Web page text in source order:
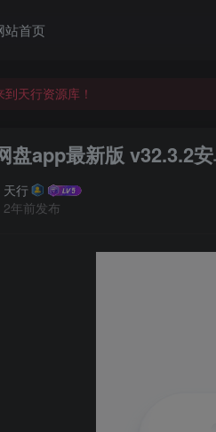
站首页
到天行资源库！
到天行资源库！
盘app最新版 v32.3.2
天行
2年前发布